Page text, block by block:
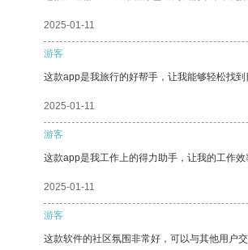
2025-01-11
游客
这款app是我旅行的好帮手，让我能够轻松找到
2025-01-11
游客
这款app是我工作上的得力助手，让我的工作
2025-01-11
游客
这款软件的社区氛围非常好，可以与其他用户交